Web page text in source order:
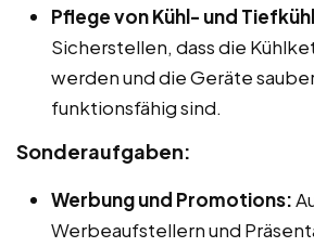
Pflege von Kühl- und
Sicherstellen, dass die
werden und die Geräte
funktionsfähig sind.
Sonderaufgaben:
Werbung und Promotions:
Werbeaufstellern und